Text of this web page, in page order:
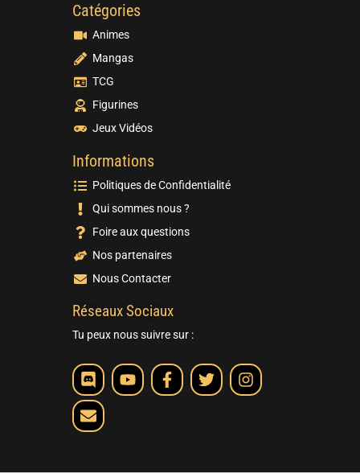
Catégories
Animes
Mangas
TCG
Figurines
Jeux Vidéos
Informations
Politiques de Confidentialité
Qui sommes nous ?
Foire aux questions
Nos partenaires
Nous Contacter
Réseaux Sociaux
Tu peux nous suivre sur :